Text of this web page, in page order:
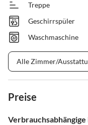
Treppe
Geschirrspüler
Waschmaschine
Alle Zimmer/
Preise